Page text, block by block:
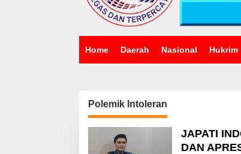
Home Daerah Nasional Hukrim
Polemik Intoleran
JAPATI
DAN